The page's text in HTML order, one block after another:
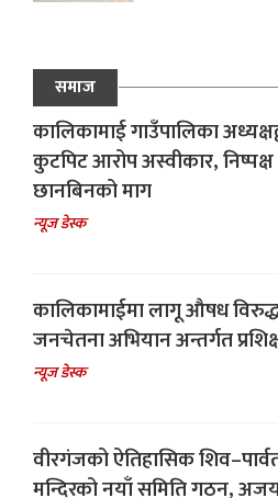
समाज
कालिकामाई गाउँपालिका
कुटपिट आरोप अस्वीकार, निष्पक्ष
छानबिनको माग
न्यूज डेस्क
कालिकामाईमा लागू औषध
जनचेतना अभियान अन्तर्गत
न्यूज डेस्क
वीरगंजको ऐतिहासिक
मन्दिरको नयाँ समिति गठन,